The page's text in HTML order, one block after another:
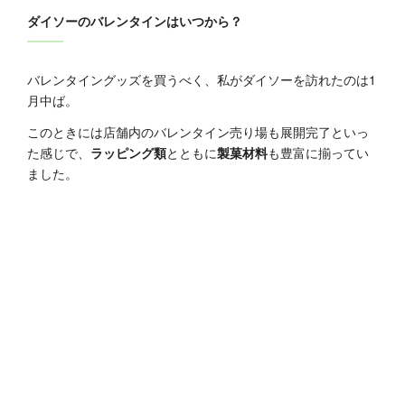
ダイソーのバレンタインはいつから？
バレンタイングッズを買うべく、私がダイソーを訪れたのは1
月中ば。
このときには店舗内のバレンタイン売り場も展開完了といっ
た感じで、 ラッピング類とともに製菓材料も豊富に揃ってい
ました。